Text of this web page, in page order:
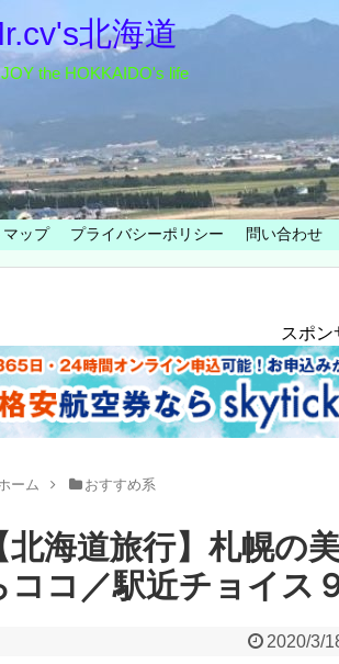
北海道
the HOKKAIDO's life
ップ プライバシーポリシー 問い合わせ
スポン
ーム おすすめ系
北海道旅行】札幌の
ココ／駅近チョイス
2020/3/